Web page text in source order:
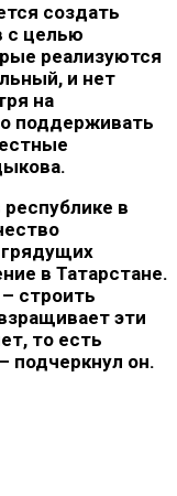
создать
с целью
реализуются
и нет
на
поддерживать
в
в Татарстане.
строить
эти
то есть
подчеркнул он.